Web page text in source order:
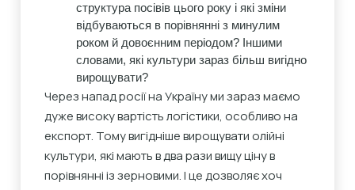
структура посівів цього року і які зміни
відбуваються в порівнянні з минулим
роком й довоєнним періодом? Іншими
словами, які культури зараз більш вигідно
вирощувати?
Через напад росії на Україну ми зараз маємо
дуже високу вартість логістики, особливо на
експорт. Тому вигідніше вирощувати олійні
культури, які мають в два рази вищу ціну в
порівнянні із зерновими. І це дозволяє хоч